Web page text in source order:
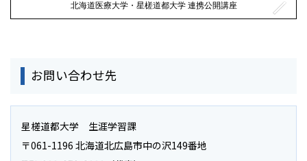
北海道医療大学・星槎道都大学 連携公開講座
お問い合わせ先
星槎道都大学 生涯学習課
〒061-1196 北海道北広島市中の沢149番地